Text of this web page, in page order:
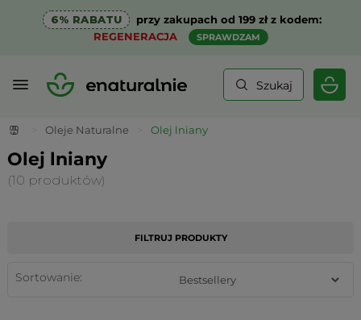
6% RABATU
przy zakupach od 199 zł z kodem:
REGENERACJA
SPRAWDZAM
Szukaj
Oleje Naturalne Olej lniany
Olej lniany
(10 produktów)
FILTRUJ PRODUKTY
Sortowanie: